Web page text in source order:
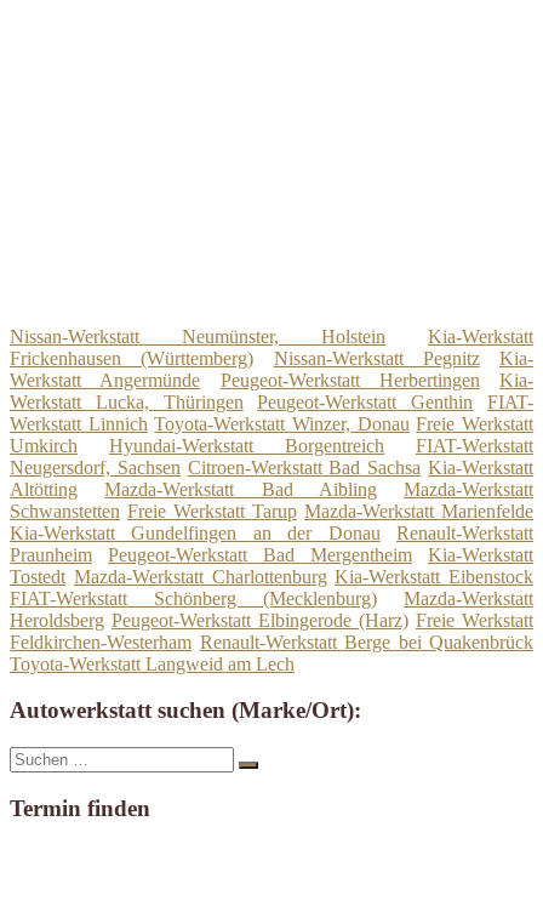
Nissan-Werkstatt Neumünster, Holstein
Kia-Werkstatt
Frickenhausen (Württemberg)
Nissan-Werkstatt Pegnitz
Kia-
Werkstatt Angermünde
Peugeot-Werkstatt Herbertingen
Kia-
Werkstatt Lucka, Thüringen
Peugeot-Werkstatt Genthin
FIAT-
Werkstatt Linnich Toyota-Werkstatt Winzer, Donau Freie Werkstatt
Umkirch
Hyundai-Werkstatt Borgentreich
FIAT-Werkstatt
Neugersdorf, Sachsen Citroen-Werkstatt Bad Sachsa Kia-Werkstatt
Altötting
Mazda-Werkstatt Bad Aibling
Mazda-Werkstatt
Schwanstetten Freie Werkstatt Tarup Mazda-Werkstatt Marienfelde
Kia-Werkstatt Gundelfingen an der Donau
Renault-Werkstatt
Praunheim
Peugeot-Werkstatt Bad Mergentheim
Kia-Werkstatt
Tostedt Mazda-Werkstatt Charlottenburg Kia-Werkstatt Eibenstock
FIAT-Werkstatt Schönberg (Mecklenburg)
Mazda-Werkstatt
Heroldsberg Peugeot-Werkstatt Elbingerode (Harz) Freie Werkstatt
Feldkirchen-Westerham Renault-Werkstatt Berge bei Quakenbrück
Toyota-Werkstatt Langweid am Lech
Autowerkstatt suchen (Marke/Ort):
Suche
nach:
Suchen
Termin finden